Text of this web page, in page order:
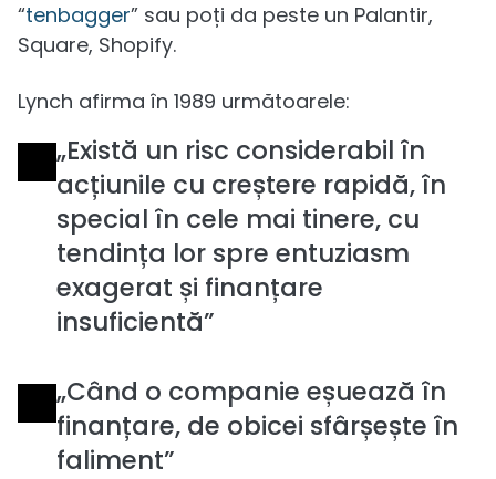
“tenbagger” sau poți da peste un Palantir,
Square, Shopify.
Lynch afirma în 1989 următoarele:
„Există un risc considerabil în
acțiunile cu creștere rapidă, în
special în cele mai tinere, cu
tendința lor spre entuziasm
exagerat și finanțare
insuficientă”
„Când o companie eșuează în
finanțare, de obicei sfârșește în
faliment”